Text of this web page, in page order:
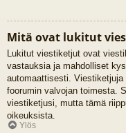
Mitä ovat lukitut
Lukitut viestiketjut ovat
vastauksia ja mahdolliset
automaattisesti.
foorumin valvojan toimesta.
viestiketjusi, mutta tämä
oikeuksista.
Ylös